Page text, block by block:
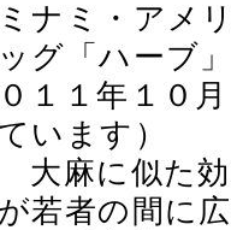
ミナミ・アメ
ッグ「ハーブ
０１１年１０
ています）
大麻に似た
が若者の間に